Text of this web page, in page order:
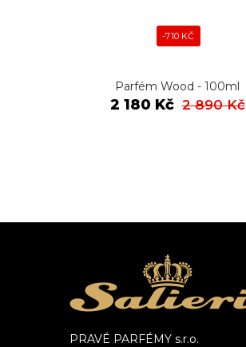
-710 KČ
Parfém Wood - 100ml
2 180 Kč 2 890 Kč
PRAVÉ PARFÉMY s.r.o.